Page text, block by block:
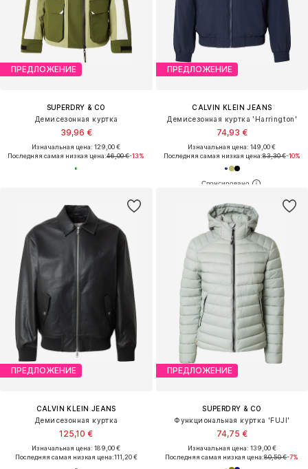
ПРЕДЛОЖЕНИЕ
SUPERDRY & CO
Демисезонная куртка
39,96 €
Изначальная цена: 129,00 €
Последняя самая низкая цена:46,00 €-13%
ПРЕДЛОЖЕНИЕ
CALVIN KLEIN JEANS
Демисезонная куртка 'Harrington'
74,93 €
Изначальная цена: 149,00 €
Последняя самая низкая цена:83,30 €-10%
ПРЕДЛОЖЕНИЕ
CALVIN KLEIN JEANS
Демисезонная куртка
125,10 €
Изначальная цена: 189,00 €
Последняя самая низкая цена:111,20 €
ПРЕДЛОЖЕНИЕ
SUPERDRY & CO
Функциональная куртка 'FUJI'
74,75 €
Изначальная цена: 139,00 €
Последняя самая низкая цена:80,50 €-7%